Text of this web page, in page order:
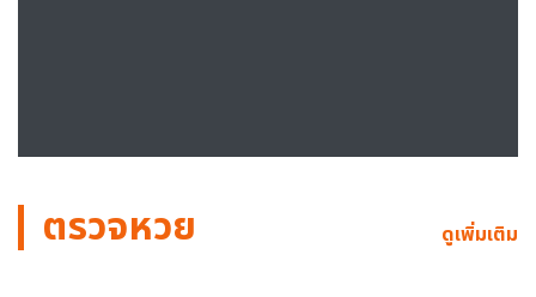
ตรวจหวย ดูเพิ่มเติม